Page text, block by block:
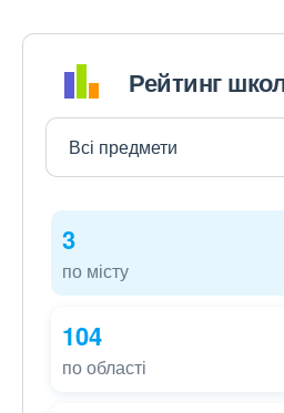
Рейтинг
3
по місту
104
по області